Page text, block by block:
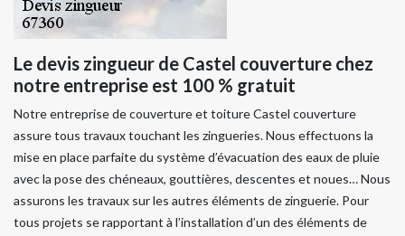
Le devis zingueur de Castel couverture chez
notre entreprise est 100 % gratuit
Notre entreprise de couverture et toiture Castel couverture
assure tous travaux touchant les zingueries. Nous effectuons la
mise en place parfaite du système d’évacuation des eaux de pluie
avec la pose des chéneaux, gouttières, descentes et noues… Nous
assurons les travaux sur les autres éléments de zinguerie. Pour
tous projets se rapportant à l’installation d’un des éléments de